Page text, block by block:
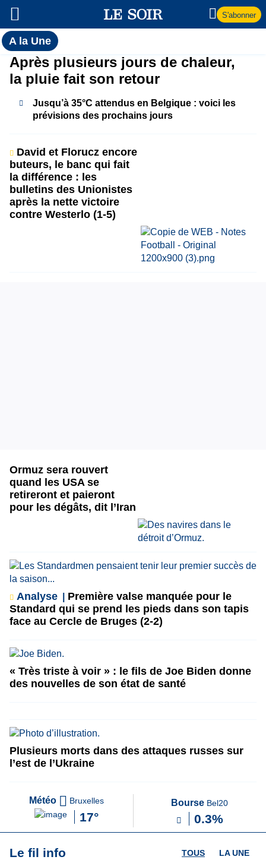
S'abonner
A la UneToutes
l'actualité
du Soir
A
la
Une
Après plusieurs jours de chaleur,
la pluie fait son retour
Jusqu’à 35°C attendus en Belgique : voici les
prévisions des prochains jours
David et Florucz encore
buteurs, le banc qui fait
la différence : les
bulletins des Unionistes
après la nette victoire
contre Westerlo (1-5)
Ormuz sera rouvert
quand les USA se
retireront et paieront
pour les dégâts, dit l’Iran
Analyse
Première valse manquée pour le
Standard qui se prend les pieds dans son tapis
face au Cercle de Bruges (2-2)
« Très triste à voir » : le fils de Joe Biden donne
des nouvelles de son état de santé
Plusieurs morts dans des attaques russes sur
l’est de l’Ukraine
Météo Bruxelles
17°
Bourse Bel20
0.3%
Le fil info LA UNE
TOUS